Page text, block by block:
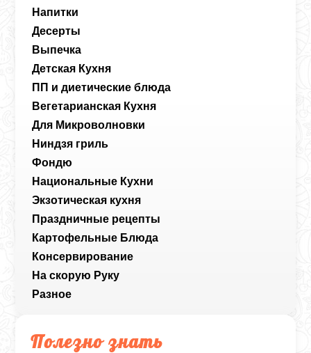
Напитки
Десерты
Выпечка
Детская Кухня
ПП и диетические блюда
Вегетарианская Кухня
Для Микроволновки
Ниндзя гриль
Фондю
Национальные Кухни
Экзотическая кухня
Праздничные рецепты
Картофельные Блюда
Консервирование
На скорую Руку
Разное
Полезно знать